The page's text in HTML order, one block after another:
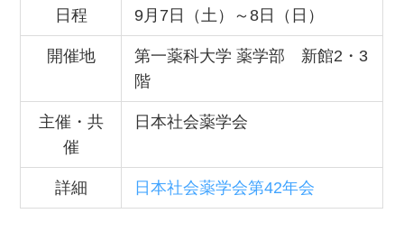
日程 9月7日（土）～8日（日）
開催地
第一薬科大学 薬学部 新館2・3
階
主催・共
催
日本社会薬学会
詳細 日本社会薬学会第42年会